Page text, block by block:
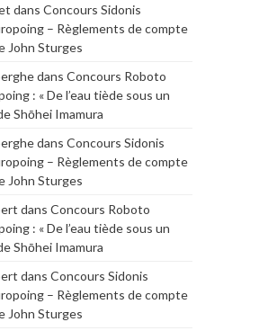
dans Concours Sidonis
– Règlements de compte
John Sturges
dans Concours Roboto
: « De l’eau tiède sous un
Shōhei Imamura
dans Concours Sidonis
– Règlements de compte
John Sturges
dans Concours Roboto
: « De l’eau tiède sous un
Shōhei Imamura
dans Concours Sidonis
– Règlements de compte
John Sturges